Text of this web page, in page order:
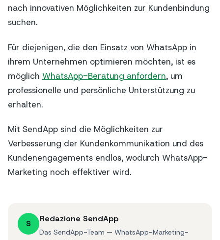
nach innovativen Möglichkeiten zur Kundenbindung
suchen.
Für diejenigen, die den Einsatz von WhatsApp in
ihrem Unternehmen optimieren möchten, ist es
möglich WhatsApp-Beratung anfordern, um
professionelle und persönliche Unterstützung zu
erhalten.
Mit SendApp sind die Möglichkeiten zur
Verbesserung der Kundenkommunikation und des
Kundenengagements endlos, wodurch WhatsApp-
Marketing noch effektiver wird.
S Redazione SendApp
Das SendApp-Team — WhatsApp-Marketing-